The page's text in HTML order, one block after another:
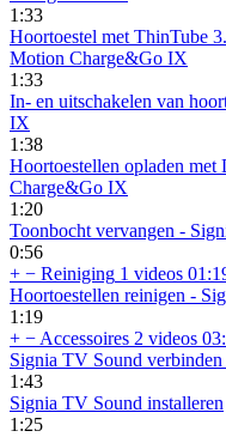
1:33
Hoortoestel met ThinTube
Motion Charge&Go IX
1:33
In- en uitschakelen van
IX
1:38
Hoortoestellen opladen
Charge&Go IX
1:20
Toonbocht vervangen -
0:56
+ − Reiniging 1 videos
Hoortoestellen reinigen -
1:19
+ − Accessoires 2 videos
Signia TV Sound verbinden
1:43
Signia TV Sound installeren
1:25